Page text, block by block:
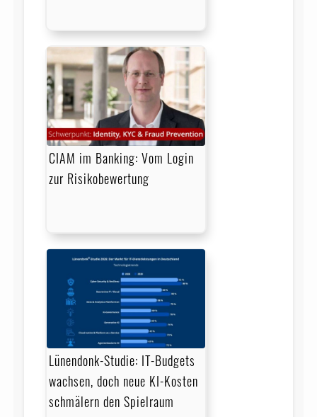
CIAM im Banking: Vom Login
zur Risikobewertung
Lünendonk-Studie: IT-Budgets
wachsen, doch neue KI-Kosten
schmälern den Spielraum